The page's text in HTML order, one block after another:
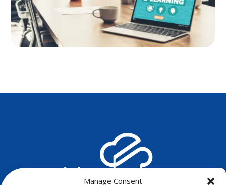
Manage Consent